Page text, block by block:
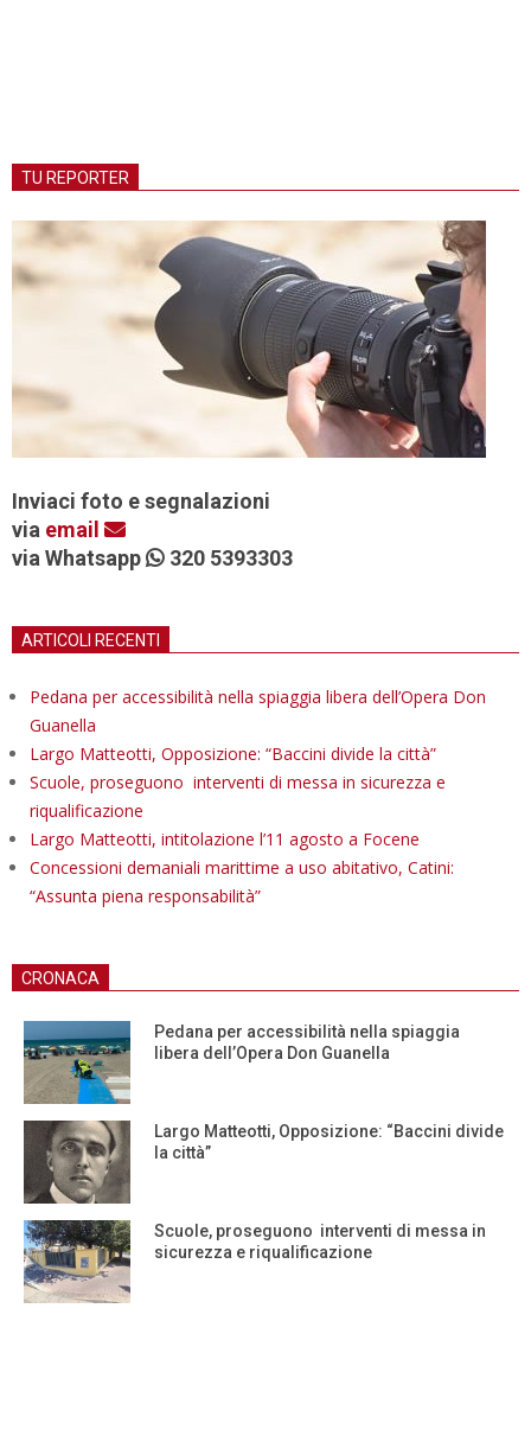
TU REPORTER
Inviaci foto e segnalazioni
via email
via Whatsapp
320 5393303
ARTICOLI RECENTI
Pedana per accessibilità nella spiaggia libera dell’Opera Don
Guanella
Largo Matteotti, Opposizione: “Baccini divide la città”
Scuole, proseguono interventi di messa in sicurezza e
riqualificazione
Largo Matteotti, intitolazione l’11 agosto a Focene
Concessioni demaniali marittime a uso abitativo, Catini:
“Assunta piena responsabilità”
CRONACA
Pedana per accessibilità nella spiaggia
libera dell’Opera Don Guanella
Largo Matteotti, Opposizione: “Baccini divide
la città”
Scuole, proseguono interventi di messa in
sicurezza e riqualificazione